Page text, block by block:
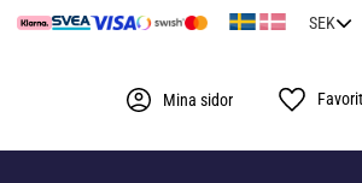
Mina sidor Favoriter